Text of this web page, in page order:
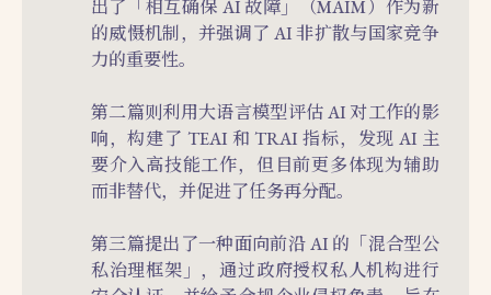
出了「相互确保 AI 故障」（MAIM）作为新
的威慑机制，并强调了 AI 非扩散与国家竞争
力的重要性。
第二篇则利用大语言模型评估 AI 对工作的影
响，构建了 TEAI 和 TRAI 指标，发现 AI 主
要介入高技能工作，但目前更多体现为辅助
而非替代，并促进了任务再分配。
第三篇提出了一种面向前沿 AI 的「混合型公
私治理框架」，通过政府授权私人机构进行